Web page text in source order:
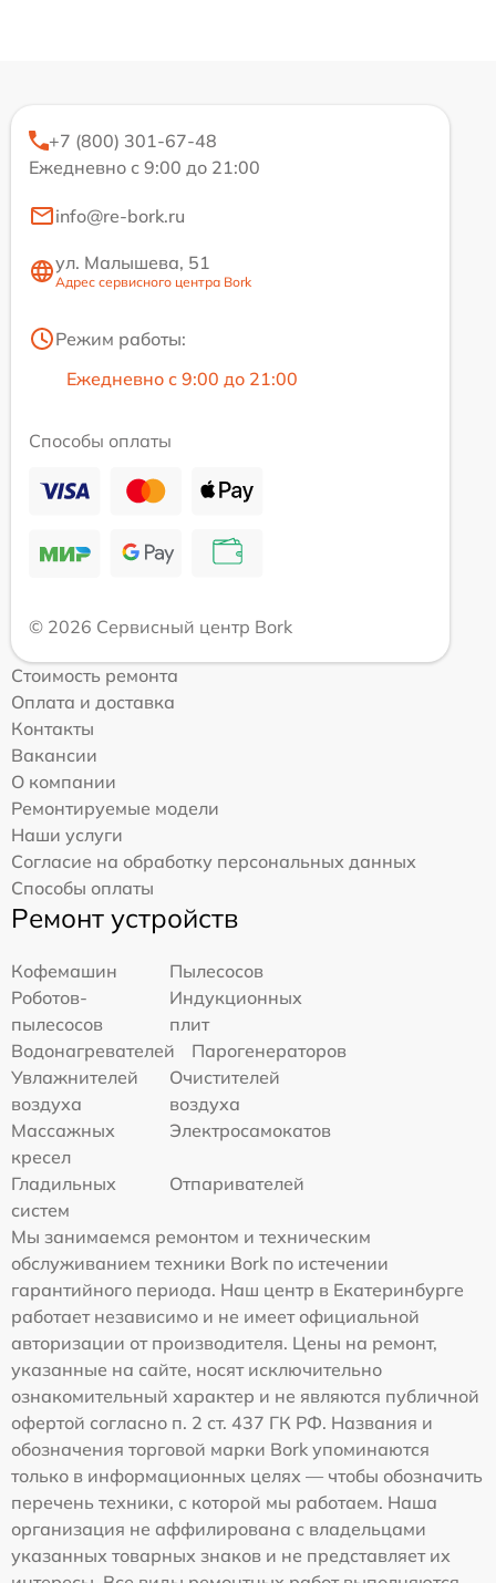
+7 (800) 301-67-48
Ежедневно с 9:00 до 21:00
info@re-bork.ru
ул. Малышева, 51
Адрес сервисного центра Bork
Режим работы:
Ежедневно с 9:00 до 21:00
Способы оплаты
© 2026 Сервисный центр Bork
Стоимость ремонта
Оплата и доставка
Контакты
Вакансии
О компании
Ремонтируемые модели
Наши услуги
Согласие на обработку персональных данных
Способы оплаты
Ремонт устройств
Кофемашин
Пылесосов
Роботов-
пылесосов
Индукционных
плит
Водонагревателей
Парогенераторов
Увлажнителей
воздуха
Очистителей
воздуха
Массажных
кресел
Электросамокатов
Гладильных
систем
Отпаривателей
Мы занимаемся ремонтом и техническим
обслуживанием техники Bork по истечении
гарантийного периода. Наш центр в Екатеринбурге
работает независимо и не имеет официальной
авторизации от производителя. Цены на ремонт,
указанные на сайте, носят исключительно
ознакомительный характер и не являются публичной
офертой согласно п. 2 ст. 437 ГК РФ. Названия и
обозначения торговой марки Bork упоминаются
только в информационных целях — чтобы обозначить
перечень техники, с которой мы работаем. Наша
организация не аффилирована с владельцами
указанных товарных знаков и не представляет их